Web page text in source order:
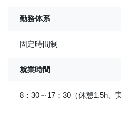
勤務体系
固定時間制
就業時間
8：30～17：30（休憩1.5h、